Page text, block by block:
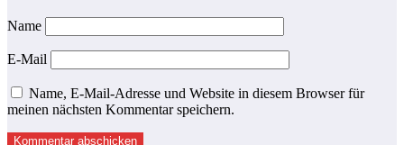
Name
E-Mail
Name, E-Mail-Adresse und Website in diesem Browser für
meinen nächsten Kommentar speichern.